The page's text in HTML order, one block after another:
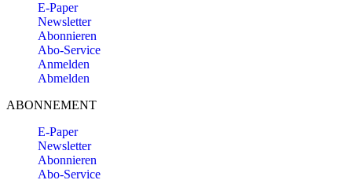
E-Paper
Newsletter
Abonnieren
Abo-Service
Anmelden
Abmelden
ABONNEMENT
E-Paper
Newsletter
Abonnieren
Abo-Service